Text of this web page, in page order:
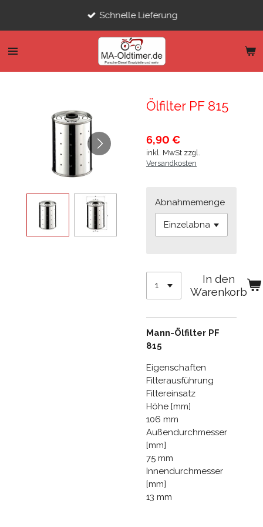
Schnelle Lieferung
Ölfilter PF 815
6,90 €
inkl. MwSt zzgl.
Versandkosten
Abnahmemenge
In den
Warenkorb
Mann-Ölfilter PF
815
Eigenschaften
Filterausführung
Filtereinsatz
Höhe [mm]
106 mm
Außendurchmesser
[mm]
75 mm
Innendurchmesser
[mm]
13 mm